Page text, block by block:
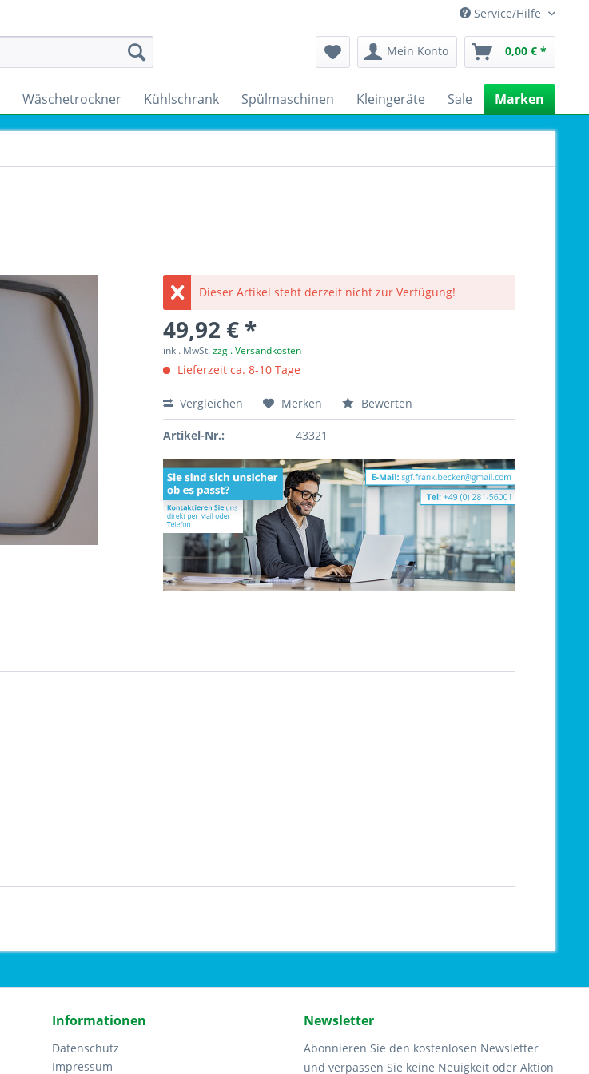
Service/Hilfe
Mein Konto 0,00 € *
Wäschetrockner Kühlschrank Spülmaschinen Kleingeräte Sale Marken
Dieser Artikel steht derzeit nicht zur Verfügung!
49,92 € *
inkl. MwSt.zzgl. Versandkosten
Lieferzeit ca. 8-10 Tage
Vergleichen Merken Bewerten
Artikel-Nr.: 43321
Informationen
Datenschutz
Impressum
Newsletter
Abonnieren Sie den kostenlosen Newsletter
und verpassen Sie keine Neuigkeit oder Aktion